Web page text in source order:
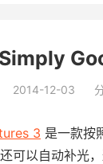
Simply
2014-12-03
3 是一款按
可以自动补光